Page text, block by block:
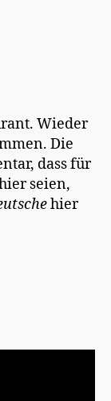
Wieder
Die
dass für
seien,
hier